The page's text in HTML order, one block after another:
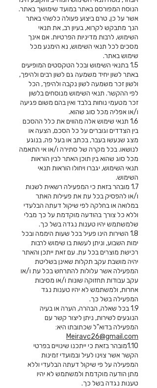
הנוסח המפורסם באתר במועד שימושך באתר.
אשר על כן, טרם ביצוע פעולה כלשהי באתר
הנך מתבקש לקרוא, בעיון רב, את תנאי
השימוש, לרבות מדיניות הפרטיות. אם אינך
מסכים לכל תנאי השימוש, נא הימנע מכל
שימוש באתר.
1.5 בתנאי השימוש ובכל הטקסטים המופיעים
באתר לשון יחיד משמעה גם לשון רבים ולהיפך,
ולשון זכר משמעה לשון נקבה ולהיפך, הכל
לפי ההקשר. תנאי השימוש מנוסחים בלשון
זכר מטעמי נוחות בלבד ואין בהם משום פגיעה
ו/או אפליה מכל סוג שהוא.
1.6 תנאי שימוש אלה מהווים את כלל ההסכם
בין הצדדים וגוברים על כל הסכם, הצעה או
מצג שנעשו בעבר, בכתב או בעל פה, בנוגע
לנושאו. בכל מקרה של סתירה ו/או אי התאמה
מכל סוג שהוא בין תוכן האתר לבין הוראות
תנאי השימוש, יגברו ויחולו הוראות תנאי
השימוש.
1.7 מובהר בזאת כי המפעילה רשאית לשנות
ו/או להפסיק בכל עת את פעילות האתר
במלואה או בחלקה לפי שיקול דעתה הבלעדי
וללא כל צורך בהודעה מוקדמת על כך מבלי
שלמשתמש יהיו טענות נגדה בשל כך.
1.8 השירות הינו פעיל בכל שעות היממה ובכל
ימות השבוע, וניתן לעשות בו שימוש לרבות
רכישת מוצרים בכל עת. עם זאת ייתכן והאתר
יהיה מושבת עקב תקלות שאינן בשליטת
המפעילה אשר עלולות להתרחש בכל עת ו/או
עקב עבודות תחזוקה שונות ו/או מסיבות
אחרות, ולמשתמש לא יהיו טענות נגד
המפעילה בשל כך.
1.9 בכל שאלה, הבהרה, הערה או בעיה
הנוגעים לשירות, ניתן ליצור קשר עם
המפעילה בדוא"ל שכתובתו היא:
Meiravc26@gmail.com
1.10מובהר בזאת כי ייתכנו שינויים בפרטי
הקשר אשר צוינו לעיל ובמועדי זמינות
המפעילה על פי שיקול דעתה הבלעדי וללא
מתן הודעה מוקדמת ולמשתמש לא יהיו
טענות נגדה בשל כך.